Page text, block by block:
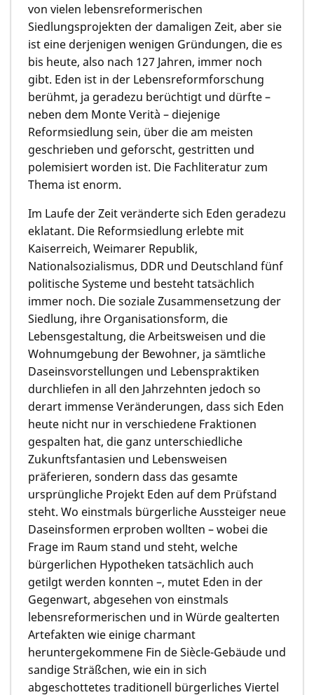
von vielen lebensreformerischen
Siedlungsprojekten der damaligen Zeit, aber sie
ist eine derjenigen wenigen Gründungen, die es
bis heute, also nach 127 Jahren, immer noch
gibt. Eden ist in der Lebensreformforschung
berühmt, ja geradezu berüchtigt und dürfte –
neben dem Monte Verità – diejenige
Reformsiedlung sein, über die am meisten
geschrieben und geforscht, gestritten und
polemisiert worden ist. Die Fachliteratur zum
Thema ist enorm.
Im Laufe der Zeit veränderte sich Eden geradezu
eklatant. Die Reformsiedlung erlebte mit
Kaiserreich, Weimarer Republik,
Nationalsozialismus, DDR und Deutschland fünf
politische Systeme und besteht tatsächlich
immer noch. Die soziale Zusammensetzung der
Siedlung, ihre Organisationsform, die
Lebensgestaltung, die Arbeitsweisen und die
Wohnumgebung der Bewohner, ja sämtliche
Daseinsvorstellungen und Lebenspraktiken
durchliefen in all den Jahrzehnten jedoch so
derart immense Veränderungen, dass sich Eden
heute nicht nur in verschiedene Fraktionen
gespalten hat, die ganz unterschiedliche
Zukunftsfantasien und Lebensweisen
präferieren, sondern dass das gesamte
ursprüngliche Projekt Eden auf dem Prüfstand
steht. Wo einstmals bürgerliche Aussteiger neue
Daseinsformen erproben wollten – wobei die
Frage im Raum stand und steht, welche
bürgerlichen Hypotheken tatsächlich auch
getilgt werden konnten –, mutet Eden in der
Gegenwart, abgesehen von einstmals
lebensreformerischen und in Würde gealterten
Artefakten wie einige charmant
heruntergekommene Fin de Siècle-Gebäude und
sandige Sträßchen, wie ein in sich
abgeschottetes traditionell bürgerliches Viertel